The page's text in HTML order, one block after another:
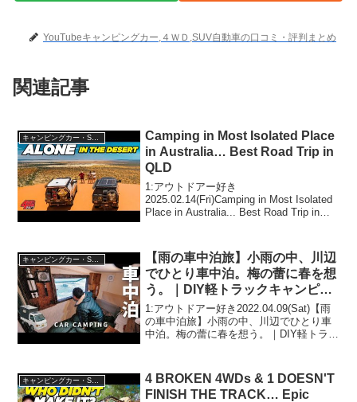
YouTubeキャンピングカー,４ＷＤ,SUV自動車の口コミ・評判まとめ
関連記事
キャンピングカー・SUV人気車種
Camping in Most Isolated Place
in Australia… Best Road Trip in
QLD
1:アウトドアー好き
2025.02.14(Fri)Camping in Most Isolated
Place in Australia... Best Road Trip in
【雨の車中泊旅】小雨の中、川辺
でひとり車中泊。梅の蕾に春を想
う。｜DIY軽トラックキャンピン
グカー｜100
1:アウトドアー好き2022.04.09(Sat)【雨
の車中泊旅】小雨の中、川辺でひとり車
中泊。梅の蕾に春を想う。｜DIY軽トラッ
アー好き2022.04.09(S...
キャンピングカー・SUV人気車種
4 BROKEN 4WDs & 1 DOESN'T
FINISH THE TRACK… Epic